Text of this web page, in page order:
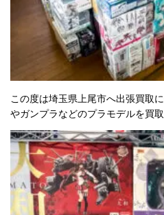
この度は埼玉県上尾市へ出張買取
やガンプラなどのプラモデルを買